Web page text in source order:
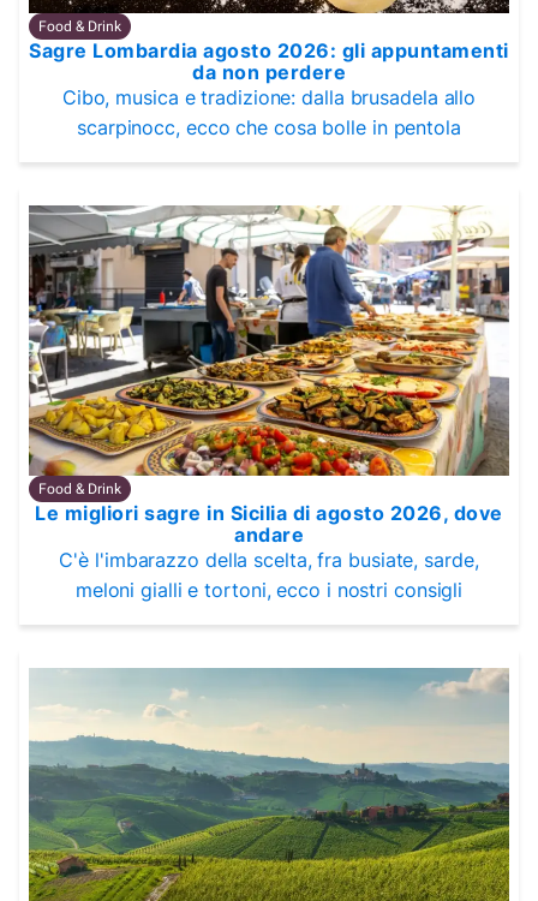
Food & Drink
Sagre Lombardia agosto 2026: gli appuntamenti
da non perdere
Cibo, musica e tradizione: dalla brusadela allo
scarpinocc, ecco che cosa bolle in pentola
Food & Drink
Le migliori sagre in Sicilia di agosto 2026, dove
andare
C'è l'imbarazzo della scelta, fra busiate, sarde,
meloni gialli e tortoni, ecco i nostri consigli